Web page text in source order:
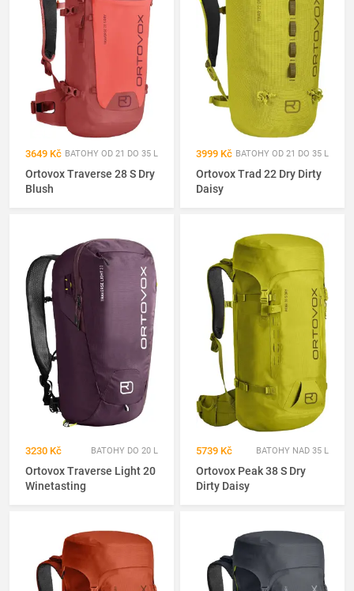
3649 Kč BATOHY OD 21 DO 35 L
Ortovox Traverse 28 S Dry
Blush
3999 Kč BATOHY OD 21 DO 35 L
Ortovox Trad 22 Dry Dirty
Daisy
3230 Kč BATOHY DO 20 L
Ortovox Traverse Light 20
Winetasting
5739 Kč BATOHY NAD 35 L
Ortovox Peak 38 S Dry
Dirty Daisy